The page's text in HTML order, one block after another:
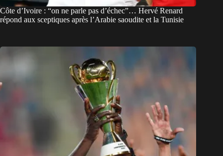
Côte d’Ivoire : “on ne parle pas d’échec”… Hervé Renard
répond aux sceptiques après l’Arabie saoudite et la Tunisie